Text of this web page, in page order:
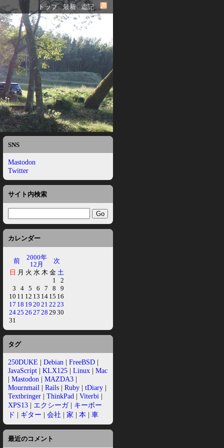
トップ 最新 追記
SNS
Mastodon
Twitter
サイト内検索
カレンダー
前
2000年
12月
次
日 月 火 水 木 金 土
1
2
3
4 5 6 7 8
9
10 11 12 13 14 15 16
17 18 19 20 21 22 23
2425 26 27 28 29 30
31
タグ
250DUKE | Debian | FreeBSD |
JavaScript | KLX125 | Linux | Mac
| Mastodon | MAZDA3 |
Mournmail | Rails | Ruby | tDiary |
Textbringer | ThinkPad | Viterbi |
XPS13 | エクシーガ| キーボー
ド | ギター | 会社 | 家 | 本 | 車
最近のコメント